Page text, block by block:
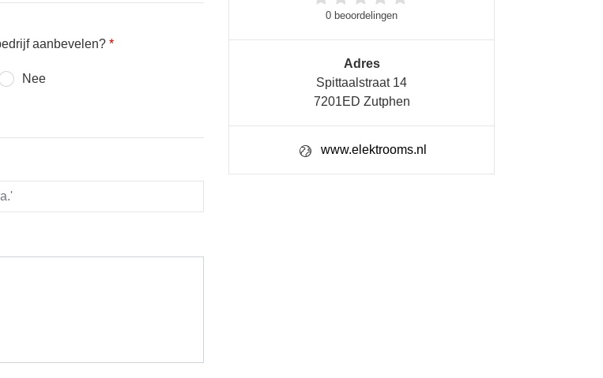
0 beoordelingen
Adres
Spittaalstraat 14
7201ED Zutphen
www.elektrooms.nl
aanbevelen? *
Nee